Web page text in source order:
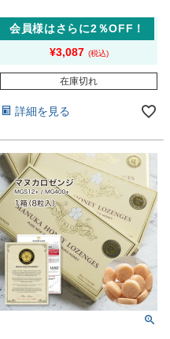
会員様はさらに2％OFF！
¥3,087
在庫切れ
詳細を見る